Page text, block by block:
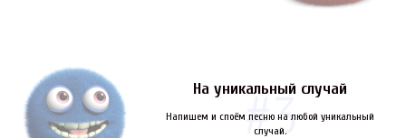
На уникальный случай
Напишем и споём песню на любой уникальный
случай.